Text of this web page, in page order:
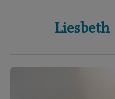
Liesbeth